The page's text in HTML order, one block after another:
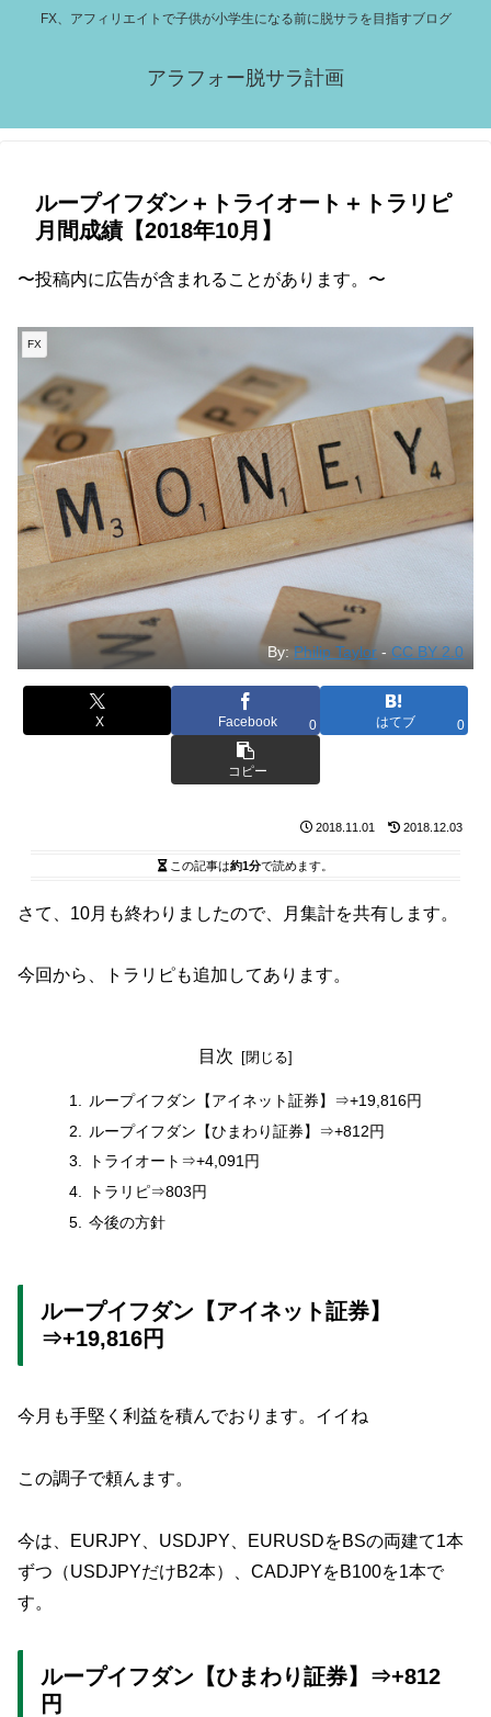
FX、アフィリエイトで子供が小学生になる前に脱サラを目指すブログ
アラフォー脱サラ計画
ループイフダン＋トライオート＋トラリピ
月間成績【2018年10月】
〜投稿内に広告が含まれることがあります。〜
FX
By: Philip Taylor -CC BY 2.0
X Facebook 0 はてブ 0
コピー
2018.11.01 2018.12.03
この記事は約1分で読めます。
さて、10月も終わりましたので、月集計を共有します。
今回から、トラリピも追加してあります。
目次
ループイフダン【アイネット証券】⇒+19,816円
ループイフダン【ひまわり証券】⇒+812円
トライオート⇒+4,091円
トラリピ⇒803円
今後の方針
ループイフダン【アイネット証券】
⇒+19,816円
今月も手堅く利益を積んでおります。イイね
この調子で頼んます。
今は、EURJPY、USDJPY、EURUSDをBSの両建て1本
ずつ（USDJPYだけB2本）、CADJPYをB100を1本で
す。
ループイフダン【ひまわり証券】⇒+812
円